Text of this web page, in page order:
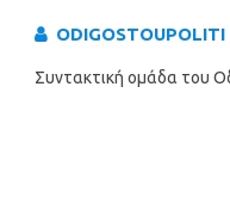
ODIGOSTOUPOLITI
Συντακτική ομάδα του